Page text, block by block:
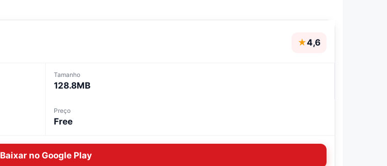
★4,6
Tamanho
128.8MB
Preço
Free
Baixar no Google Play